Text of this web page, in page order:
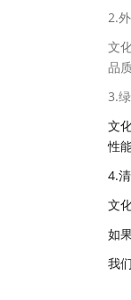
2.
文
品质
3.
文
性
4.
文
如
我